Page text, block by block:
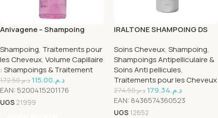
Anivagene – Shampoing
ML
Shampoing, Traitements pour
les Cheveux, Volume Capillaire
: Shampoings & Traitement
د.م.172.50 د.م.115.00
EAN:5200415201176
UGS 21999
IRALTONE SHAMPOING DS
Soins Cheveux, Shampoing,
Shampoings Antipelliculaire &
Soins Anti pellicules,
Traitements pour les Cheveux
د.م.274.50 د.م.179.34
EAN: 8436574360523
UGS 12652